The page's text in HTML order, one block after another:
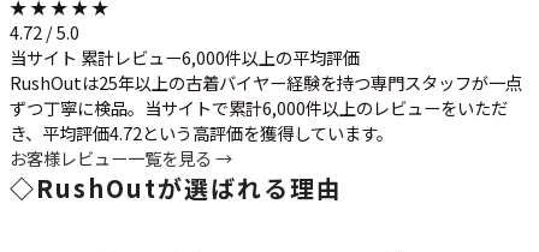
★ ★ ★ ★ ★
4.72 / 5.0
当サイト 累計レビュー6,000件以上の平均評価
RushOutは25年以上の古着バイヤー経験を持つ専門スタッフが一点
ずつ丁寧に検品。当サイトで累計6,000件以上のレビューをいただ
き、平均評価4.72という高評価を獲得しています。
お客様レビュー一覧を見る →
◇RushOutが選ばれる理由